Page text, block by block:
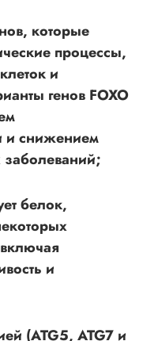
которые
процессы,
и
генов FOXO
и снижением
заболеваний;
белок,
и
(ATG5, ATG7 и